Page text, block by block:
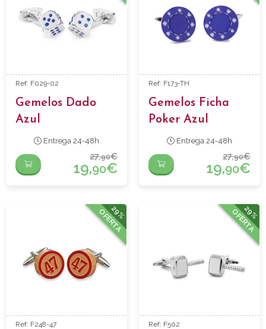
Ref: F029-02
Gemelos Dado
Azul
Entrega 24-48h
27,90€
19,90€
Ref: F173-TH
Gemelos Ficha
Poker Azul
Entrega 24-48h
27,90€
19,90€
29%
OFERTA
Ref: F248-47
29%
OFERTA
Ref: F502